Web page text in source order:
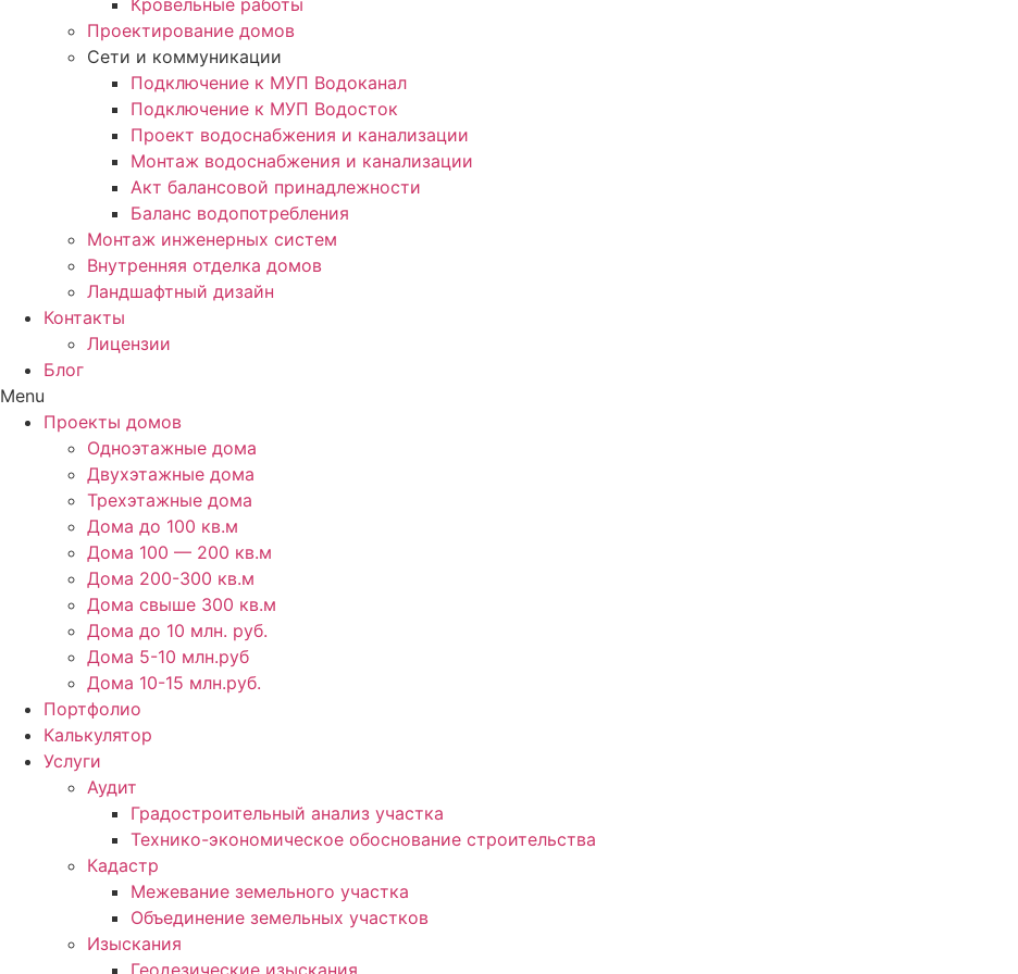
Кровельные работы
Проектирование домов
Сети и коммуникации
Подключение к МУП Водоканал
Подключение к МУП Водосток
Проект водоснабжения и канализации
Монтаж водоснабжения и канализации
Акт балансовой принадлежности
Баланс водопотребления
Монтаж инженерных систем
Внутренняя отделка домов
Ландшафтный дизайн
Контакты
Лицензии
Блог
Menu
Проекты домов
Одноэтажные дома
Двухэтажные дома
Трехэтажные дома
Дома до 100 кв.м
Дома 100 — 200 кв.м
Дома 200-300 кв.м
Дома свыше 300 кв.м
Дома до 10 млн. руб.
Дома 5-10 млн.руб
Дома 10-15 млн.руб.
Портфолио
Калькулятор
Услуги
Аудит
Градостроительный анализ участка
Технико-экономическое обоснование строительства
Кадастр
Межевание земельного участка
Объединение земельных участков
Изыскания
Геодезические изыскания